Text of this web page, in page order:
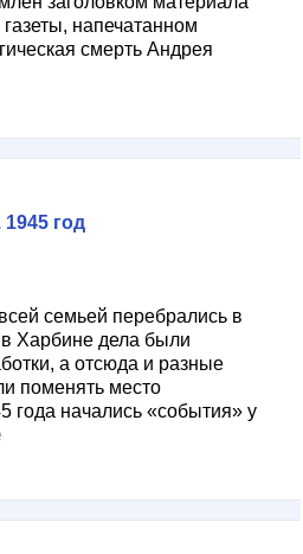
напечатанном
смерть Андрея
год
семьей перебрались в
в Харбине дела были
а отсюда и разные
поменять место
года начались «события» у